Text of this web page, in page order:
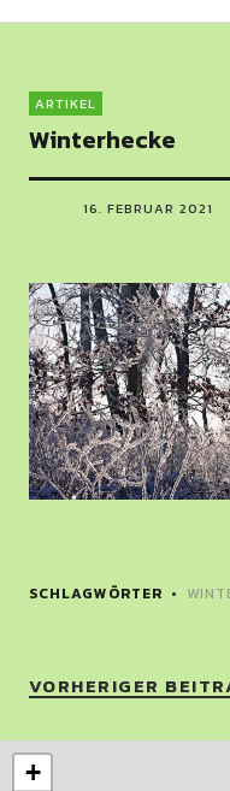
ARTIKEL
Winterhecke
16. FEBRUAR 2021
SCHLAGWÖRTER
VORHERIGER
+